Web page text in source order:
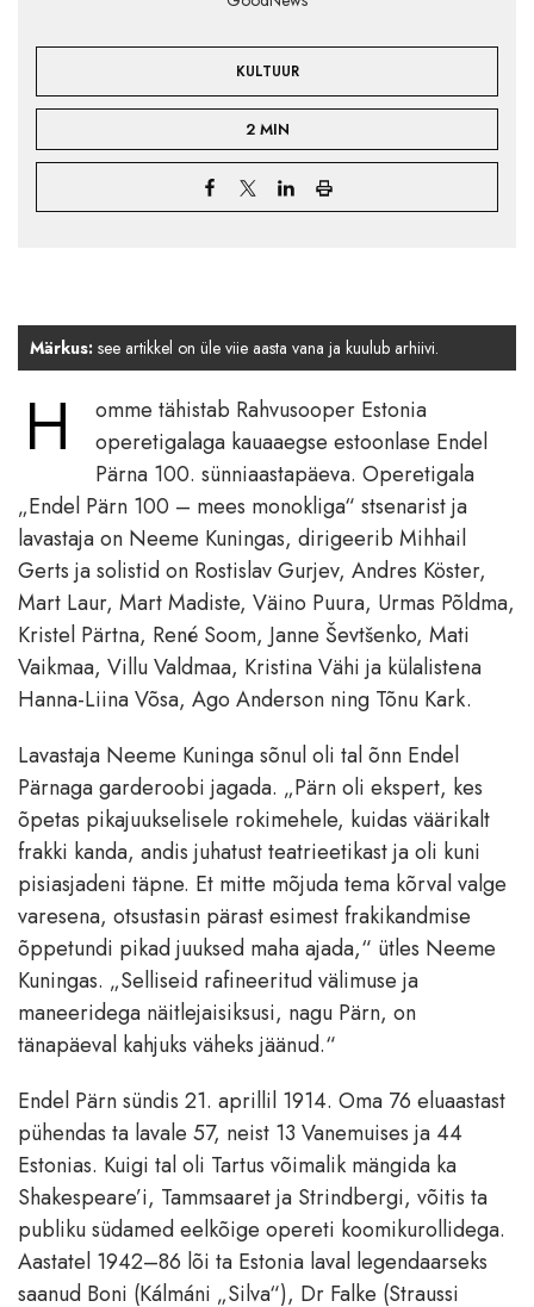
KULTUUR
2 MIN
Märkus: see artikkel on üle viie aasta vana ja kuulub arhiivi.
H
omme tähistab Rahvusooper Estonia
operetigalaga kauaaegse estoonlase Endel
Pärna 100. sünniaastapäeva. Operetigala
„Endel Pärn 100 – mees monokliga“ stsenarist ja
lavastaja on Neeme Kuningas, dirigeerib Mihhail
Gerts ja solistid on Rostislav Gurjev, Andres Köster,
Mart Laur, Mart Madiste, Väino Puura, Urmas Põldma,
Kristel Pärtna, René Soom, Janne Ševtšenko, Mati
Vaikmaa, Villu Valdmaa, Kristina Vähi ja külalistena
Hanna-Liina Võsa, Ago Anderson ning Tõnu Kark.
Lavastaja Neeme Kuninga sõnul oli tal õnn Endel
Pärnaga garderoobi jagada. „Pärn oli ekspert, kes
õpetas pikajuukselisele rokimehele, kuidas väärikalt
frakki kanda, andis juhatust teatrieetikast ja oli kuni
pisiasjadeni täpne. Et mitte mõjuda tema kõrval valge
varesena, otsustasin pärast esimest frakikandmise
õppetundi pikad juuksed maha ajada,“ ütles Neeme
Kuningas. „Selliseid rafineeritud välimuse ja
maneeridega näitlejaisiksusi, nagu Pärn, on
tänapäeval kahjuks väheks jäänud.“
Endel Pärn sündis 21. aprillil 1914. Oma 76 eluaastast
pühendas ta lavale 57, neist 13 Vanemuises ja 44
Estonias. Kuigi tal oli Tartus võimalik mängida ka
Shakespeare’i, Tammsaaret ja Strindbergi, võitis ta
publiku südamed eelkõige opereti koomikurollidega.
Aastatel 1942–86 lõi ta Estonia laval legendaarseks
saanud Boni (Kálmáni „Silva“), Dr Falke (Straussi